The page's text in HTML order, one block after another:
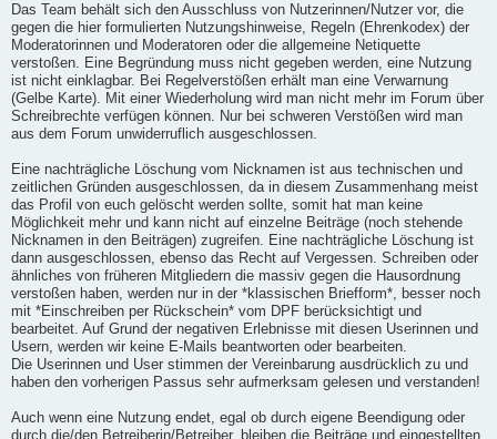
Das Team behält sich den Ausschluss von Nutzerinnen/Nutzer vor, die
gegen die hier formulierten Nutzungshinweise, Regeln (Ehrenkodex) der
Moderatorinnen und Moderatoren oder die allgemeine Netiquette
verstoßen. Eine Begründung muss nicht gegeben werden, eine Nutzung
ist nicht einklagbar. Bei Regelverstößen erhält man eine Verwarnung
(Gelbe Karte). Mit einer Wiederholung wird man nicht mehr im Forum über
Schreibrechte verfügen können. Nur bei schweren Verstößen wird man
aus dem Forum unwiderruflich ausgeschlossen.
Eine nachträgliche Löschung vom Nicknamen ist aus technischen und
zeitlichen Gründen ausgeschlossen, da in diesem Zusammenhang meist
das Profil von euch gelöscht werden sollte, somit hat man keine
Möglichkeit mehr und kann nicht auf einzelne Beiträge (noch stehende
Nicknamen in den Beiträgen) zugreifen. Eine nachträgliche Löschung ist
dann ausgeschlossen, ebenso das Recht auf Vergessen. Schreiben oder
ähnliches von früheren Mitgliedern die massiv gegen die Hausordnung
verstoßen haben, werden nur in der *klassischen Briefform*, besser noch
mit *Einschreiben per Rückschein* vom DPF berücksichtigt und
bearbeitet. Auf Grund der negativen Erlebnisse mit diesen Userinnen und
Usern, werden wir keine E-Mails beantworten oder bearbeiten.
Die Userinnen und User stimmen der Vereinbarung ausdrücklich zu und
haben den vorherigen Passus sehr aufmerksam gelesen und verstanden!
Auch wenn eine Nutzung endet, egal ob durch eigene Beendigung oder
durch die/den Betreiberin/Betreiber, bleiben die Beiträge und eingestellten